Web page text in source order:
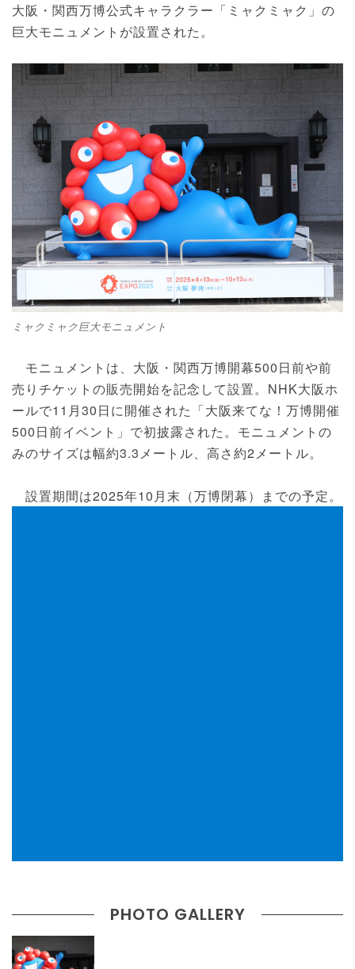
大阪・関西万博公式キャラクラー「ミャクミャク」の
巨大モニュメントが設置された。
ミャクミャク巨大モニュメント
モニュメントは、大阪・関西万博開幕500日前や前
売りチケットの販売開始を記念して設置。NHK大阪ホ
ールで11月30日に開催された「大阪来てな！万博開催
500日前イベント」で初披露された。モニュメントの
みのサイズは幅約3.3メートル、高さ約2メートル。
設置期間は2025年10月末（万博閉幕）までの予定。
PHOTO GALLERY